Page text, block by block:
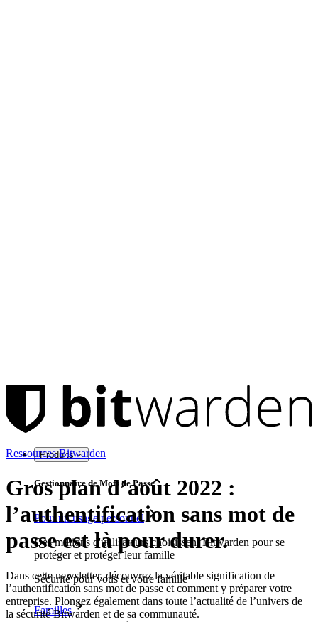
Produits
Gestionnaire de Mots de Passe
Pour un usage personnel
Des millions d'utilisateurs choisissent Bitwarden pour se
protéger et protéger leur famille
Sécurité pour vous et votre famille
Familles
Ressources Bitwarden
Gros plan d’août 2022 :
l’authentification sans mot de
passe est là pour durer.
Dans cette newsletter, découvrez la véritable signification de
l’authentification sans mot de passe et comment y préparer votre
entreprise. Plongez également dans toute l’actualité de l’univers de
la sécurité Bitwarden et de sa communauté.